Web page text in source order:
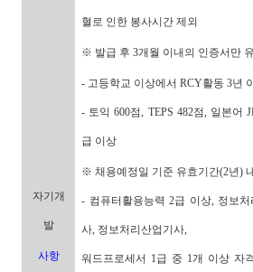
자기개
발
사항
혈로 인한 봉사시간 제외
※ 발급 후 3개월 이내의 인증서만
- 고등학교 이상에서 RCY활동 3년
- 토익 600점, TEPS 482점, 일본어
급 이상
※ 채용예정일 기준 유효기간(2년)
- 컴퓨터활용능력 2급 이상, 정보처
사, 정보처리산업기사,
워드프로세서 1급 중 1개 이상 자